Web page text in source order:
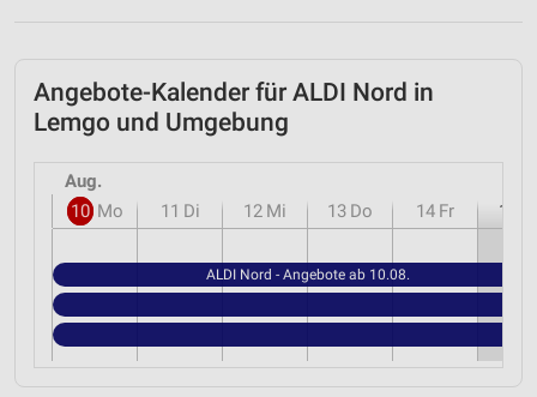
Angebote-Kalender für ALDI Nord in
Lemgo und Umgebung
Aug.
10 Mo 11 Di 12 Mi 13 Do 14 Fr 15
ALDI Nord - Angebote ab 10.08.
Funktional